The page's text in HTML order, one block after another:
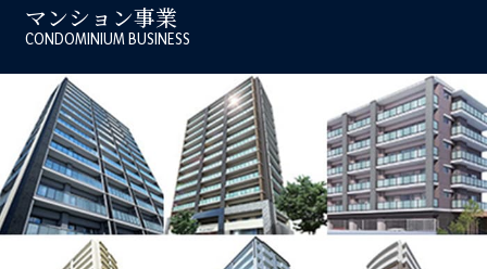
マンション事業
CONDOMINIUM BUSINESS